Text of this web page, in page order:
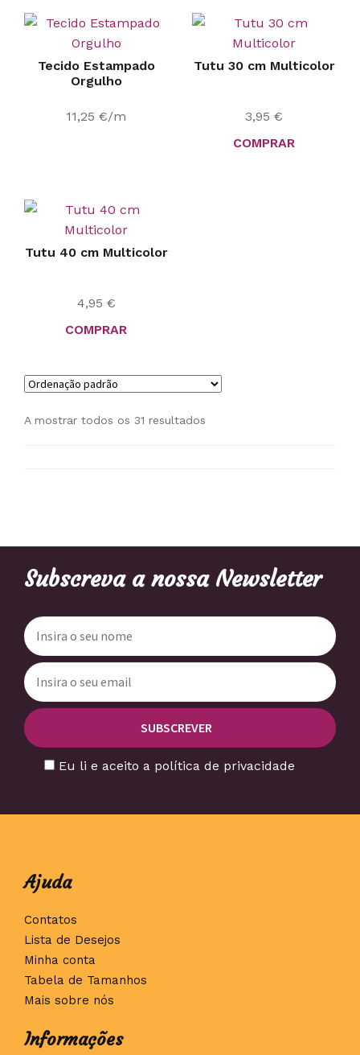
Tecido Estampado
Orgulho
11,25 €/m
Tutu 30 cm Multicolor
3,95 €
COMPRAR
Tutu 40 cm Multicolor
4,95 €
COMPRAR
A mostrar todos os 31 resultados
Subscreva a nossa Newsletter
Eu li e aceito a política de privacidade
Ajuda
Contatos
Lista de Desejos
Minha conta
Tabela de Tamanhos
Mais sobre nós
Informações